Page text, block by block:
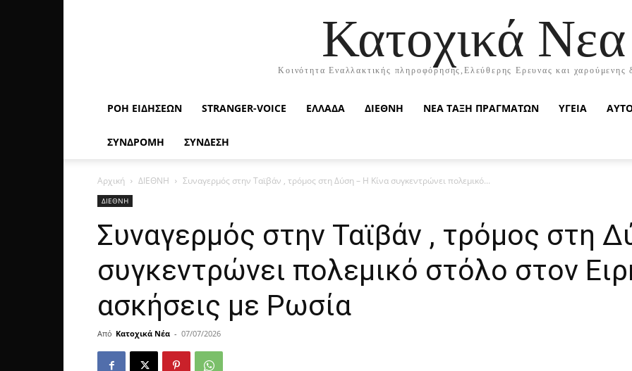
Κατοχικά Νεα
Κοινότητα Εναλλακτικής πληροφόρησης,Ελεύθερης Ερευνας και χαρούμενης
ΡΟΉ ΕΙΔΉΣΕΩΝ STRANGER-VOICE ΕΛΛΑΔΑ ΔΙΕΘΝΗ ΝΕΑ ΤΑΞΗ ΠΡΑΓΜΑΤΩΝ ΥΓΕΙΑ
ΣΥΝΔΡΟΜΗ ΣΥΝΔΕΣΗ
Αρχική ΔΙΕΘΝΗ Συναγερμός στην Ταϊβάν , τρόμος στη Δύση – Η Κίνα συγκεντρώνει πολεμικό...
ΔΙΕΘΝΗ
Συναγερμός στην Ταϊβάν , τρόμος στη
συγκεντρώνει πολεμικό στόλο στον
ασκήσεις με Ρωσία
Από Κατοχικά Νέα - 07/07/2026